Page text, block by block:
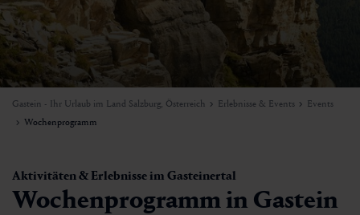
Gastein - Ihr Urlaub im Land Salzburg, Österreich Erlebnisse & Events
Events
Wochenprogramm
Aktivitäten & Erlebnisse im Gasteinertal
Wochenprogramm in Gastein